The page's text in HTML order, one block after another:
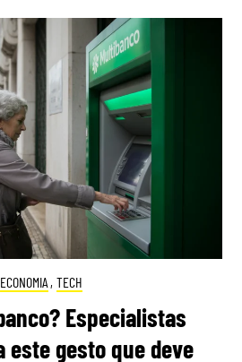
ECONOMIA , TECH
Especialistas
este gesto que deve